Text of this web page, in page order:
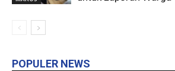
POPULER NEWS